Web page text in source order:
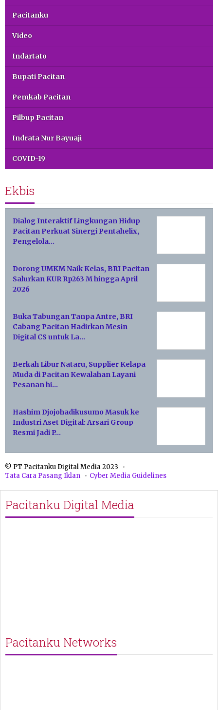
Pacitanku
Video
Indartato
Bupati Pacitan
Pemkab Pacitan
Pilbup Pacitan
Indrata Nur Bayuaji
COVID-19
Ekbis
Dialog Interaktif Lingkungan Hidup
Pacitan Perkuat Sinergi Pentahelix,
Pengelola…
Dorong UMKM Naik Kelas, BRI Pacitan
Salurkan KUR Rp263 M hingga April
2026
Buka Tabungan Tanpa Antre, BRI
Cabang Pacitan Hadirkan Mesin
Digital CS untuk La…
Berkah Libur Nataru, Supplier Kelapa
Muda di Pacitan Kewalahan Layani
Pesanan hi…
Hashim Djojohadikusumo Masuk ke
Industri Aset Digital: Arsari Group
Resmi Jadi P…
© PT Pacitanku Digital Media 2023
Tata Cara Pasang Iklan
Cyber Media Guidelines
Pacitanku Digital Media
Pacitanku Networks